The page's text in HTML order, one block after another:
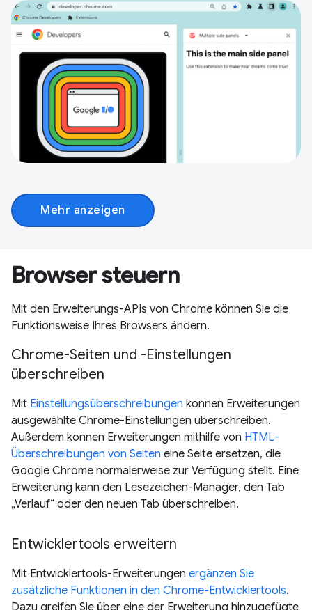
Mehr anzeigen
Browser steuern
Mit den Erweiterungs-APIs von Chrome können Sie die
Funktionsweise Ihres Browsers ändern.
Chrome-Seiten und -Einstellungen
überschreiben
Mit Einstellungsüberschreibungen können Erweiterungen
ausgewählte Chrome-Einstellungen überschreiben.
Außerdem können Erweiterungen mithilfe von HTML-
Überschreibungen von Seiten eine Seite ersetzen, die
Google Chrome normalerweise zur Verfügung stellt. Eine
Erweiterung kann den Lesezeichen-Manager, den Tab
„Verlauf“ oder den neuen Tab überschreiben.
Entwicklertools erweitern
Mit Entwicklertools-Erweiterungen ergänzen Sie
zusätzliche Funktionen in den Chrome-Entwicklertools.